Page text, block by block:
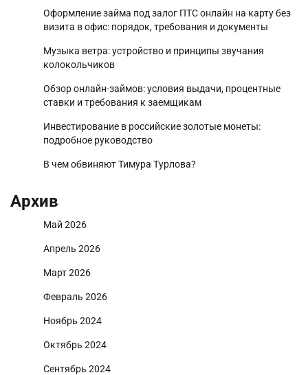
Оформление займа под залог ПТС онлайн на карту без
визита в офис: порядок, требования и документы
Музыка ветра: устройство и принципы звучания
колокольчиков
Обзор онлайн-займов: условия выдачи, процентные
ставки и требования к заемщикам
Инвестирование в российские золотые монеты:
подробное руководство
В чем обвиняют Тимура Турлова?
Архив
Май 2026
Апрель 2026
Март 2026
Февраль 2026
Ноябрь 2024
Октябрь 2024
Сентябрь 2024